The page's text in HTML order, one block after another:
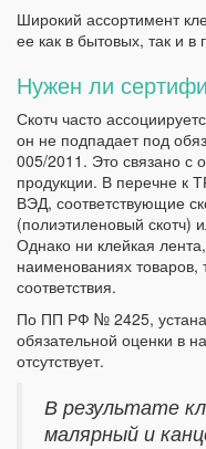
Широкий ассортимент
ее как в бытовых, так и
Нужен ли
Скотч часто
он не подпадает под
005/2011. Это связано с
продукции. В перечне к
ВЭД, соответствующие
(полиэтиленовый скотч)
Однако ни клейкая
наименованиях
соответствия.
По ПП РФ № 2425,
обязательной оценки в
отсутствует.
В результате
малярный и